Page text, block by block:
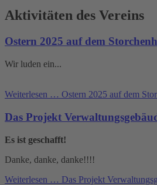
Aktivitäten des Vereins
Ostern 2025 auf dem
Wir luden ein...
Weiterlesen … Ostern 2025 auf dem
Das Projekt
Es ist geschafft!
Danke, danke, danke!!!!
Weiterlesen … Das Projekt